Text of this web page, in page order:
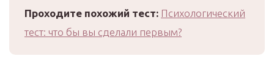
Проходите похожий тест: Психологический
тест: что бы вы сделали первым?